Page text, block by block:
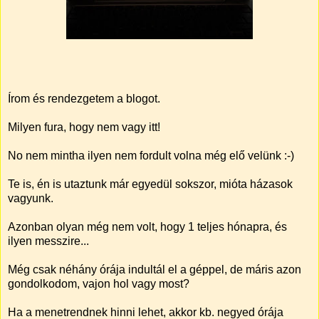
Írom és rendezgetem a blogot.
Milyen fura, hogy nem vagy itt!
No nem mintha ilyen nem fordult volna még elő velünk :-)
Te is, én is utaztunk már egyedül sokszor, mióta házasok
vagyunk.
Azonban olyan még nem volt, hogy 1 teljes hónapra, és
ilyen messzire...
Még csak néhány órája indultál el a géppel, de máris azon
gondolkodom, vajon hol vagy most?
Ha a menetrendnek hinni lehet, akkor kb. negyed órája